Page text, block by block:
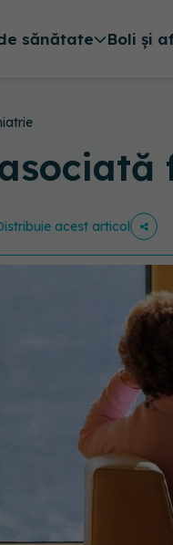
sănătate Boli și
acest articol